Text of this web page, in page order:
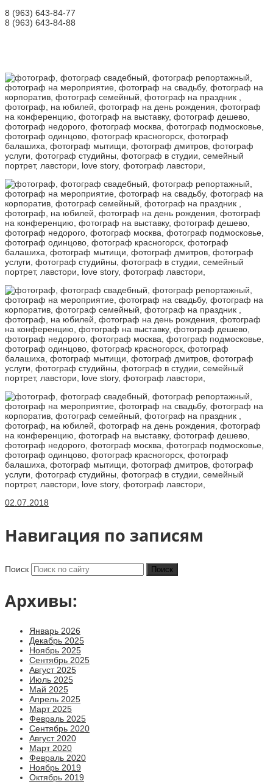
8 (963) 643-84-77
8 (963) 643-84-88
02.07.2018
Навигация по записям
Поиск
Архивы:
Январь 2026
Декабрь 2025
Ноябрь 2025
Сентябрь 2025
Август 2025
Июль 2025
Май 2025
Апрель 2025
Март 2025
Февраль 2025
Сентябрь 2020
Август 2020
Март 2020
Февраль 2020
Ноябрь 2019
Октябрь 2019